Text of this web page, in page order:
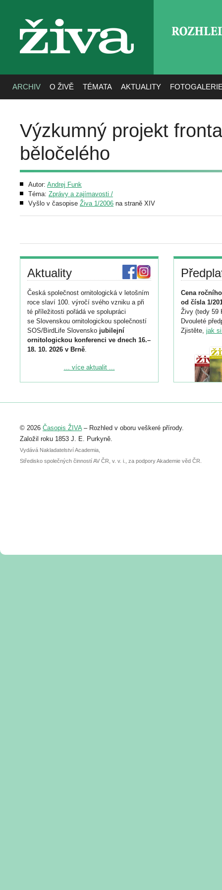
živa
ARCHIV O ŽIVĚ TÉMATA AKTUALITY
Výzkumný projekt
běločelého
Autor: Andrej Funk
Téma: Zprávy a zajímavosti /
Vyšlo v časopise Živa 1/2006 na straně XIV
Aktuality
Česká společnost ornitologická v letošním
roce slaví 100. výročí svého vzniku a při
té příležitosti pořádá ve spolupráci
se Slovenskou ornitologickou společností
SOS/BirdLife Slovensko jubilejní
ornitologickou konferenci ve dnech 16.–
18. 10. 2026 v Brně.
Podrobnější informace ke konferenci
Registrovat se můžete do 6. září.
abstraktu přihlášené přednášky nebo
posteru je už 30. června.
... více aktualit ...
Cena
od čísla 1/
Živy (tedy 59
Dvouleté
Zjistěte, jak
© 2026 Časopis ŽIVA– Rozhled v oboru veškeré přírody.
Založil roku 1853 J. E. Purkyně.
Vydává Nakladatelství Academia,
Středisko společných činností AV ČR, v. v. i., za podpory Akademie věd ČR.